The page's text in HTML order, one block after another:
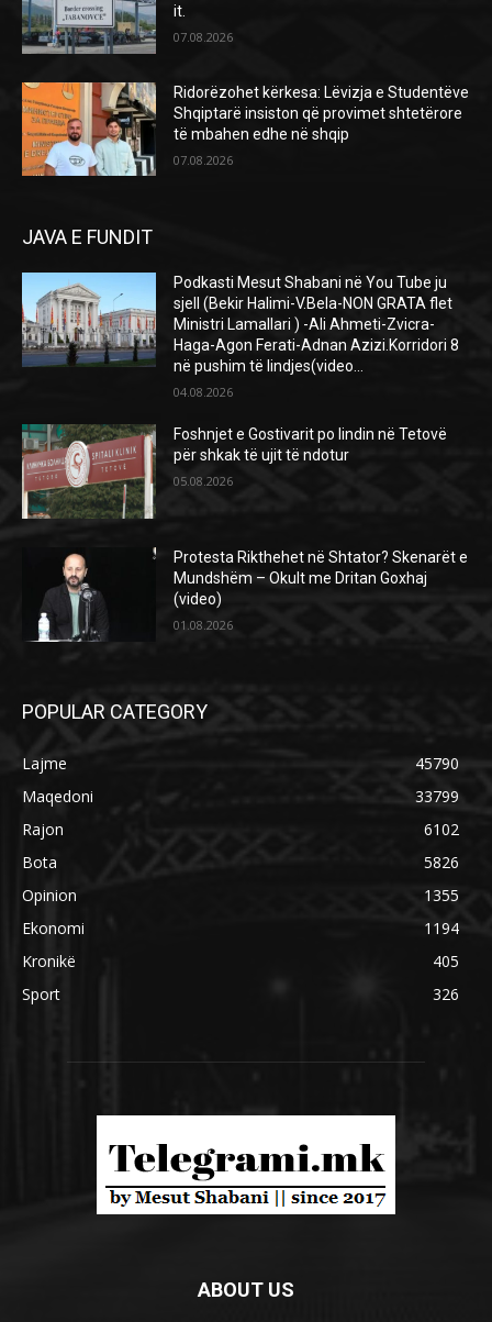
it.
07.08.2026
Ridorëzohet kërkesa: Lëvizja e Studentëve
Shqiptarë insiston që provimet shtetërore
të mbahen edhe në shqip
07.08.2026
JAVA E FUNDIT
Podkasti Mesut Shabani në You Tube ju
sjell (Bekir Halimi-V.Bela-NON GRATA flet
Ministri Lamallari ) -Ali Ahmeti-Zvicra-
Haga-Agon Ferati-Adnan Azizi.Korridori 8
në pushim të lindjes(video...
04.08.2026
Foshnjet e Gostivarit po lindin në Tetovë
për shkak të ujit të ndotur
05.08.2026
Protesta Rikthehet në Shtator? Skenarët e
Mundshëm – Okult me Dritan Goxhaj
(video)
01.08.2026
POPULAR CATEGORY
Lajme
45790
Maqedoni
33799
Rajon
6102
Bota
5826
Opinion
1355
Ekonomi
1194
Kronikë
405
Sport
326
ABOUT US